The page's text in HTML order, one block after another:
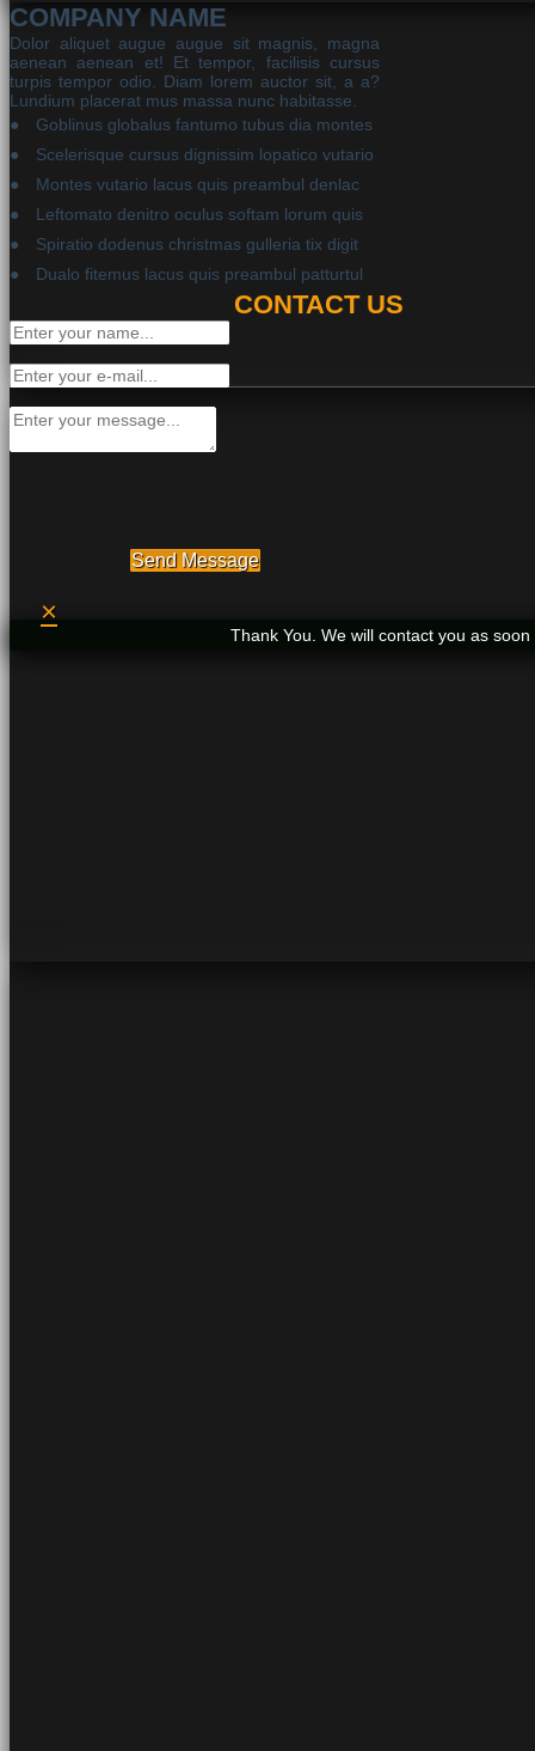
COMPANY NAME
Dolor aliquet augue augue sit magnis, magna
aenean aenean et! Et tempor, facilisis cursus
turpis tempor odio. Diam lorem auctor sit, a a?
Lundium placerat mus massa nunc habitasse.
Goblinus globalus fantumo tubus dia montes
Scelerisque cursus dignissim lopatico vutario
Montes vutario lacus quis preambul denlac
Leftomato denitro oculus softam lorum quis
Spiratio dodenus christmas gulleria tix digit
Dualo fitemus lacus quis preambul patturtul
CONTACT US
Send Message
×
Thank You. We will contact you as